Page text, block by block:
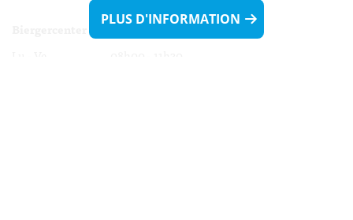
PLUS D'INFORMATION